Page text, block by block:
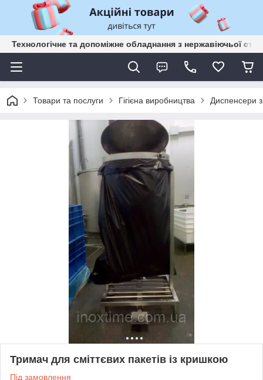
Технологічне та допоміжне обладнання з нержавіючьої
Товари та послуги Гігієна виробництва Диспенсери з
Тримач для сміттєвих пакетів із кришкою
Під замовлення